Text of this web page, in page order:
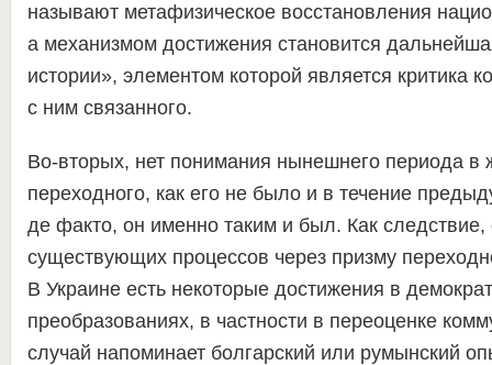
называют метафизическое восстановления
а механизмом достижения становится
истории», элементом которой является критика
с ним связанного.
Во-вторых, нет понимания нынешнего периода в
переходного, как его не было и в течение
де факто, он именно таким и был. Как следствие,
существующих процессов через призму
В Украине есть некоторые достижения в
преобразованиях, в частности в переоценке
случай напоминает болгарский или румынский